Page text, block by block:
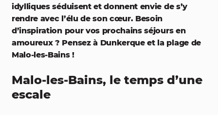
idylliques séduisent et donnent envie de s’y
rendre avec l’élu de son cœur. Besoin
d’inspiration pour vos prochains séjours en
amoureux ? Pensez à Dunkerque et la plage de
Malo-les-Bains !
Malo-les-Bains, le temps d’une
escale